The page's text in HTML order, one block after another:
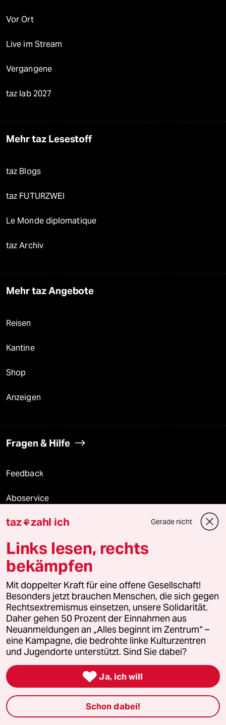
Vor Ort
Live im Stream
Vergangene
taz lab 2027
Mehr taz Lesestoff
taz Blogs
taz FUTURZWEI
Le Monde diplomatique
taz Archiv
Mehr taz Angebote
Reisen
Kantine
Shop
Anzeigen
Fragen & Hilfe
Feedback
Aboservice
ePaper Login
Downloads für Abonnierende
© 2026 taz Verlags und Vertriebs GmbH
Alle Rechte vorbehalten. Bei rechtlichen Fragen oder für Genehmigungen
wenden Sie sich bitte anlizenzen@taz.de
Feedback Redaktionsstatut Kommune-Richtlinien KI-
Leitlinie Informant Datenschutz Impressum AGB
Seitenwende Einwilligungen widerrufen (Ads)
taz zahl ich Gerade nicht
Links lesen, rechts
bekämpfen
Mit doppelter Kraft für eine offene Gesellschaft!
Besonders jetzt brauchen Menschen, die sich gegen
Rechtsextremismus einsetzen, unsere Solidarität.
Daher gehen 50 Prozent der Einnahmen aus
Neuanmeldungen an „Alles beginnt im Zentrum“ –
eine Kampagne, die bedrohte linke Kulturzentren
und Jugendorte unterstützt. Sind Sie dabei?
 Ja, ich will
Schon dabei!